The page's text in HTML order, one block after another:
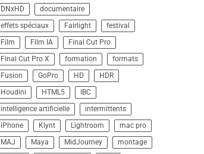
DNxHD
documentaire
effets spéciaux
Fairlight
festival
Film
Film IA
Final Cut Pro
Final Cut Pro X
formation
formats
Fusion
GoPro HD
HDR
Houdini
HTML5
IBC
intelligence artificielle
intermittents
iPhone
Klynt Lightroom
mac pro
MAJ
Maya MidJourney
montage